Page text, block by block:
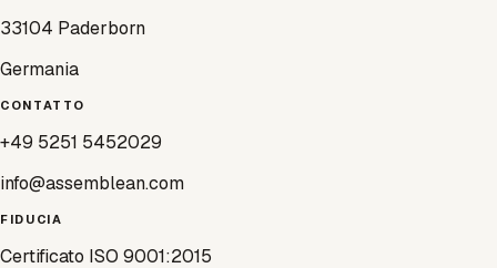
33104 Paderborn
Germania
CONTATTO
+49 5251 5452029
info@assemblean.com
FIDUCIA
Certificato ISO 9001:2015